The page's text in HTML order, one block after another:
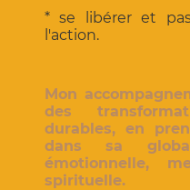
* se libérer et
l'action.
Mon
des
durables, en
dans sa
émotionnelle,
spirituelle.